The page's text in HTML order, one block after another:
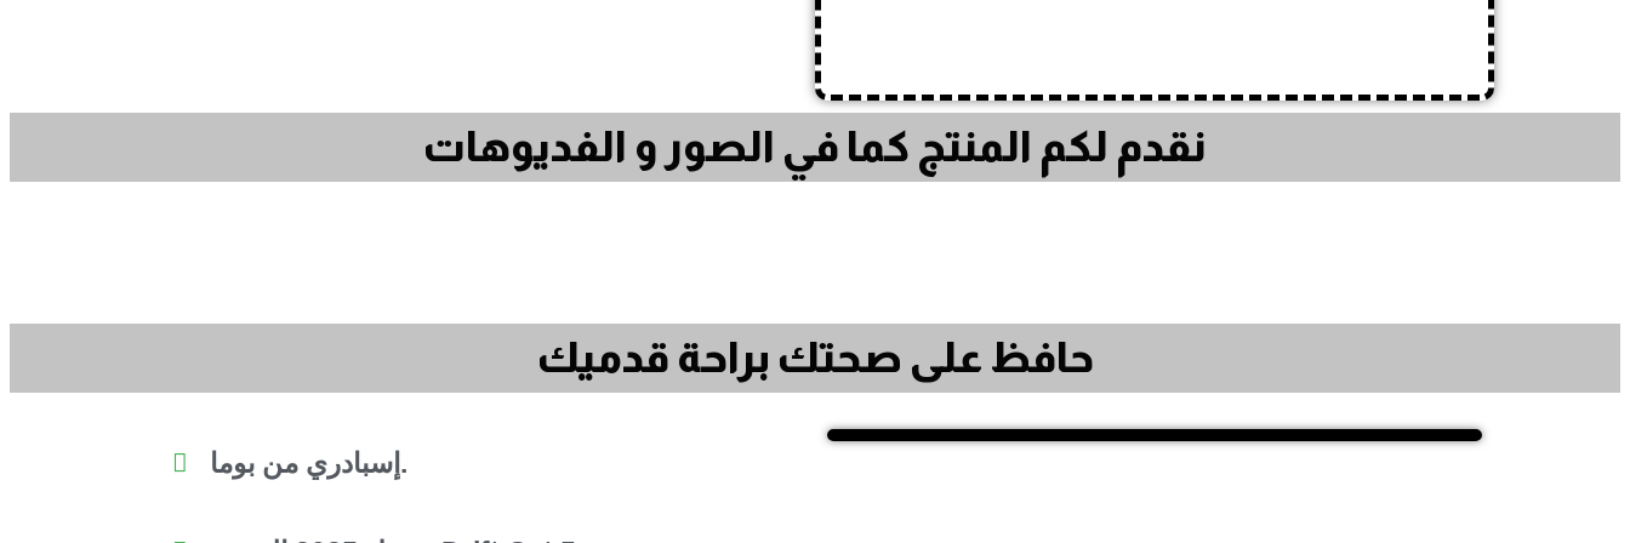
نقدم لكم المنتج كما في الصور و الفديوهات
حافظ على صحتك براحة قدميك
إسبادري من بوما.